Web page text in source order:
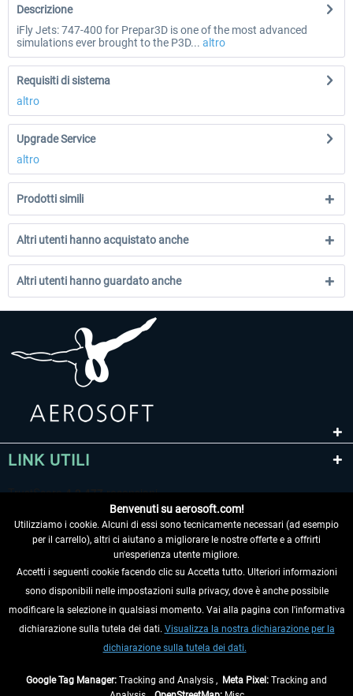
Descrizione
iFly Jets: 747-400 for Prepar3D is one of the most advanced
simulations ever brought to the P3D... altro
Requisiti di sistema
altro
Upgrade Service
altro
Prodotti simili
Altri utenti hanno acquistato anche
Altri utenti hanno guardato anche
LINK UTILI
RECEDERE DAL CONTRATTO
INFORMAZIONI
Benvenuti su aerosoft.com!
Utilizziamo i cookie. Alcuni di essi sono tecnicamente necessari (ad esempio
per il carrello), altri ci aiutano a migliorare le nostre offerte e a offrirti
un'esperienza utente migliore.
Accetti i seguenti cookie facendo clic su Accetta tutto. Ulteriori informazioni
sono disponibili nelle impostazioni sulla privacy, dove è anche possibile
modificare la selezione in qualsiasi momento. Vai alla pagina con l'informativa
dichiarazione sulla tutela dei dati. Visualizza la nostra dichiarazione per la
dichiarazione sulla tutela dei dati.
Google Tag Manager: Tracking and Analysis , Meta Pixel: Tracking and